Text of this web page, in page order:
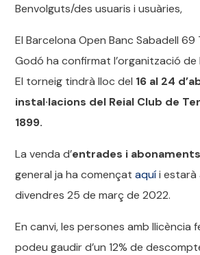
Benvolguts/des usuaris i usuàries,
El Barcelona Open Banc Sabadell
Godó ha confirmat l’organització de
El torneig tindrà lloc del 16 al 24
instal·lacions del Reial Club de
1899.
La venda d’entrades i abonaments
general ja ha començataquíi estarà
divendres 25 de març de 2022.
En canvi, les persones amb llicència
podeu gaudir d’un 12% de